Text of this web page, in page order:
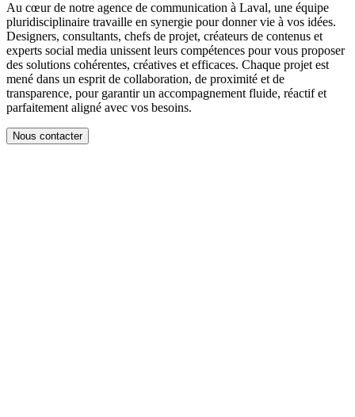
Au cœur de notre agence de communication à Laval, une équipe
pluridisciplinaire travaille en synergie pour donner vie à vos idées.
Designers, consultants, chefs de projet, créateurs de contenus et
experts social media unissent leurs compétences pour vous proposer
des solutions cohérentes, créatives et efficaces. Chaque projet est
mené dans un esprit de collaboration, de proximité et de
transparence, pour garantir un accompagnement fluide, réactif et
parfaitement aligné avec vos besoins.
Nous contacter